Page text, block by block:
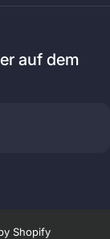
auf dem
Shopify